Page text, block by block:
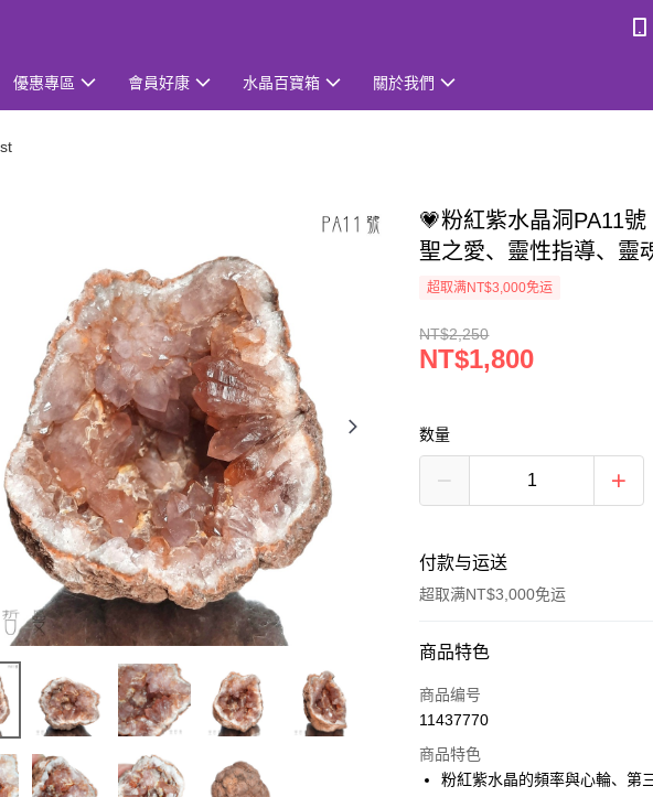
優惠專區 會員好康 水晶百寶箱 關於我們
💗粉紅紫水晶洞PA11
聖之愛、靈性指導、靈
超取满NT$3,000免运
NT$2,250
NT$1,800
数量
付款与运送
超取满NT$3,000免运
付款方式
信用卡一次付款
LINE Pay
商品特色
商品编号
11437770
商品特色
粉紅紫水晶的頻率與心輪、第